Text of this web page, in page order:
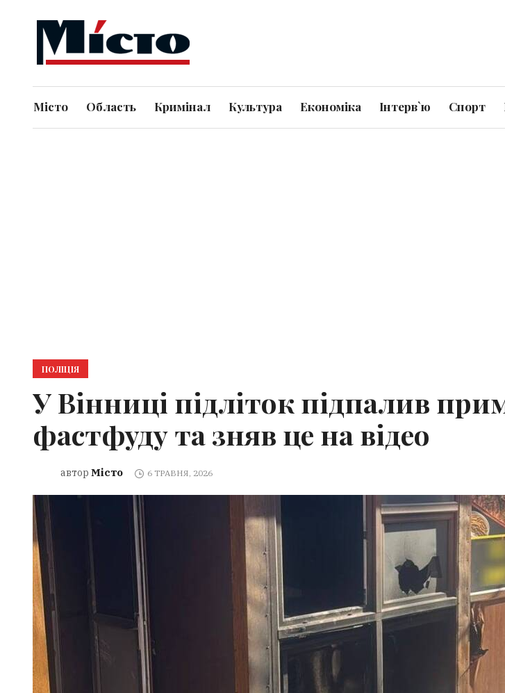
Місто Область Кримінал Культура Економіка Інтерв`ю Спорт
ПОЛІЦІЯ
У Вінниці підліток підпалив
фастфуду та зняв це на відео
автор Місто 6 ТРАВНЯ, 2026